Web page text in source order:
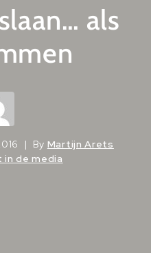
als
By Martijn Arets
de media